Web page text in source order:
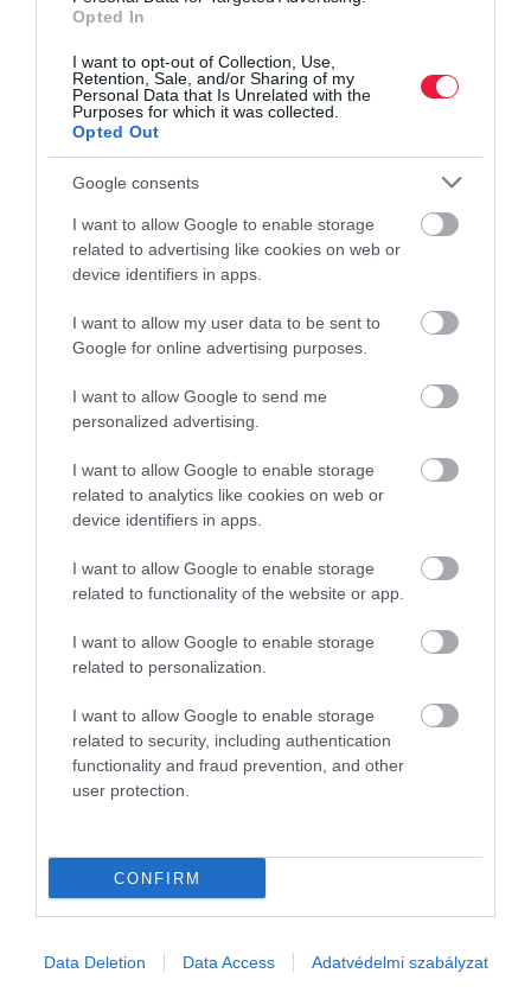
Opted In
I want to opt-out of Collection, Use,
Retention, Sale, and/or Sharing of my
Personal Data that Is Unrelated with the
Purposes for which it was collected.
Opted Out
Google consents
I want to allow Google to enable storage
related to advertising like cookies on web or
device identifiers in apps.
I want to allow my user data to be sent to
Google for online advertising purposes.
I want to allow Google to send me
personalized advertising.
I want to allow Google to enable storage
related to analytics like cookies on web or
device identifiers in apps.
I want to allow Google to enable storage
related to functionality of the website or app.
I want to allow Google to enable storage
related to personalization.
I want to allow Google to enable storage
related to security, including authentication
functionality and fraud prevention, and other
user protection.
CONFIRM
Data Deletion Data Access Adatvédelmi szabályzat
A Baranya Vármegyei Főügyészség minősített csalás bűntette
miatt emelt vádat négy férfival szemben, akik elektromos
cigarettában használható töltőfolyadékok értékesítése után nem
fizettek jövedéki…